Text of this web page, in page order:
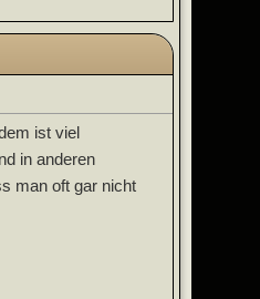
ist viel
in anderen
man oft gar nicht